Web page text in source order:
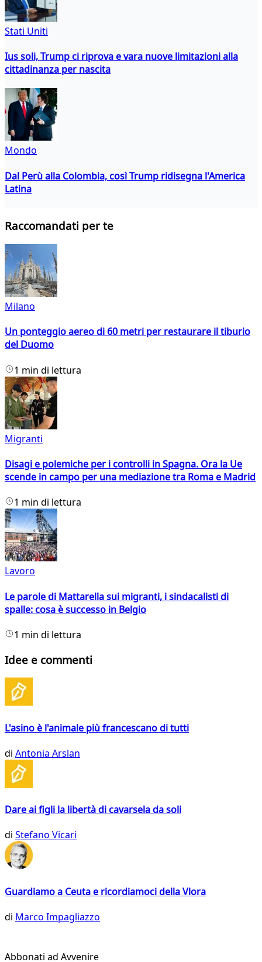
Stati Uniti
Ius soli, Trump ci riprova e vara nuove limitazioni alla
cittadinanza per nascita
Mondo
Dal Perù alla Colombia, così Trump ridisegna l'America
Latina
Raccomandati per te
Milano
Un ponteggio aereo di 60 metri per restaurare il tiburio
del Duomo
1 min di lettura
Migranti
Disagi e polemiche per i controlli in Spagna. Ora la Ue
scende in campo per una mediazione tra Roma e Madrid
1 min di lettura
Lavoro
Le parole di Mattarella sui migranti, i sindacalisti di
spalle: cosa è successo in Belgio
1 min di lettura
Idee e commenti
L'asino è l'animale più francescano di tutti
di Antonia Arslan
Dare ai figli la libertà di cavarsela da soli
di Stefano Vicari
Guardiamo a Ceuta e ricordiamoci della Vlora
di Marco Impagliazzo
Abbonati ad Avvenire